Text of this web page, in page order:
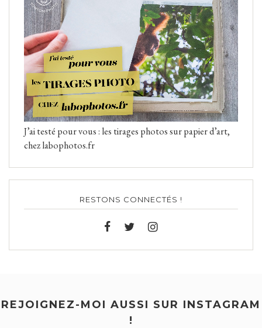
J’ai testé pour vous : les tirages photos sur papier d’art,
chez labophotos.fr
RESTONS CONNECTÉS !
REJOIGNEZ-MOI AUSSI SUR INSTAGRAM
!